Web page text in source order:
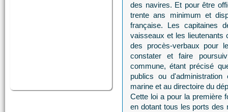
des navires. Et pour être
trente ans minimum et
française. Les capitaines
vaisseaux et les lieutenants
des procès-verbaux pour
constater et faire
commune, étant précisé
publics ou
marine et au directoire du
Cette loi a pour la première
en dotant tous les ports